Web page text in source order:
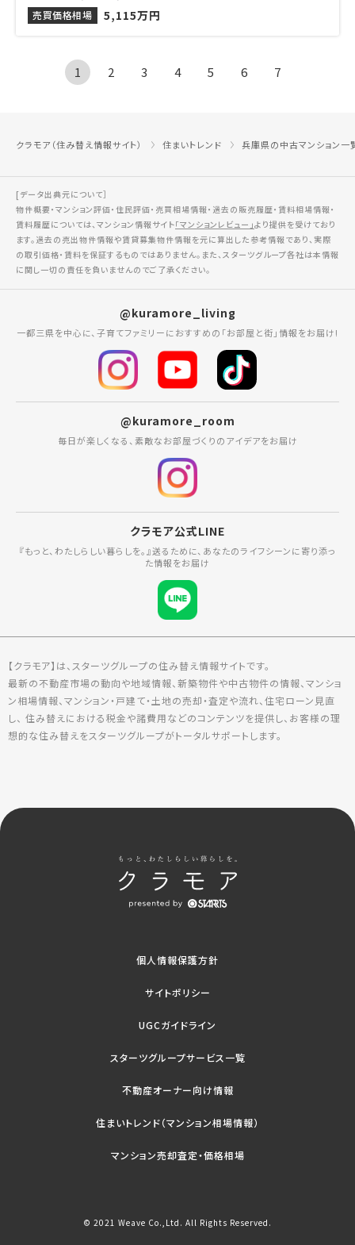
売買価格相場
5,115万円
1 2 3 4 5 6 7
クラモア（住み替え情報サイト） 住まいトレンド 兵庫県の中古マンション一
[データ出典元について］
物件概要・マンション評価・住民評価・売買相場情報・過去の販売履歴・賃料相場情報・
賃料履歴については、マンション情報サイト「マンションレビュー」より提供を受けており
ます。過去の売出物件情報や賃貸募集物件情報を元に算出した参考情報であり、実際
の取引価格・賃料を保証するものではありません。また、スターツグループ各社は本情報
に関し一切の責任を負いませんのでご了承ください。
@kuramore_living
一都三県を中心に、子育てファミリーにおすすめの「お部屋と街」情報をお届け!
@kuramore_room
毎日が楽しくなる、素敵なお部屋づくりのアイデアをお届け
クラモア公式LINE
『もっと、わたしらしい暮らしを。』送るために、あなたのライフシーンに寄り添っ
た情報をお届け
【クラモア】は、スターツグループの住み替え情報サイトです。
最新の不動産市場の動向や地域情報、新築物件や中古物件の情報、マンショ
ン相場情報、マンション・戸建て・土地の売却・査定や流れ、住宅ローン見直
し、 住み替えにおける税金や諸費用などのコンテンツを提供し、お客様の理
想的な住み替えをスターツグループがトータルサポートします。
個人情報保護方針
サイトポリシー
UGCガイドライン
スターツグループサービス一覧
不動産オーナー向け情報
住まいトレンド（マンション相場情報）
マンション売却査定・価格相場
© 2021 Weave Co.,Ltd. All Rights Reserved.